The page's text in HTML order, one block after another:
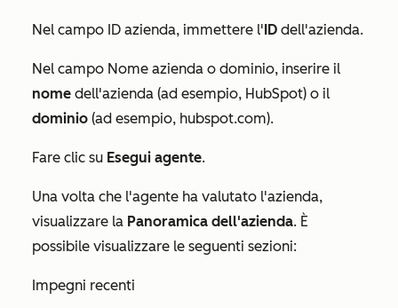
Nel campo ID azienda, immettere l'ID dell'azienda.
Nel campo Nome azienda o dominio, inserire il
nome dell'azienda (ad esempio, HubSpot) o il
dominio (ad esempio, hubspot.com).
Fare clic su Esegui agente.
Una volta che l'agente ha valutato l'azienda,
visualizzare la Panoramica dell'azienda. È
possibile visualizzare le seguenti sezioni:
Impegni recenti